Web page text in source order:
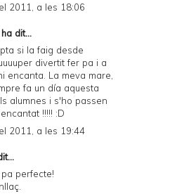
2011, a les 18:06
ha dit...
si la faig desde
divertit fer pa i a
encanta. La meva mare,
fa un día aquesta
alumnes i s'ho passen
!!!!! :D
2011, a les 19:44
perfecte!